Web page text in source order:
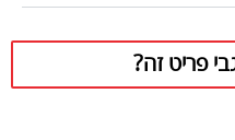
פריט זה?